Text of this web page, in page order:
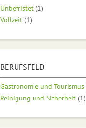
Unbefristet (1)
Vollzeit (1)
BERUFSFELD
Gastronomie und Tourismus
Reinigung und Sicherheit (1)